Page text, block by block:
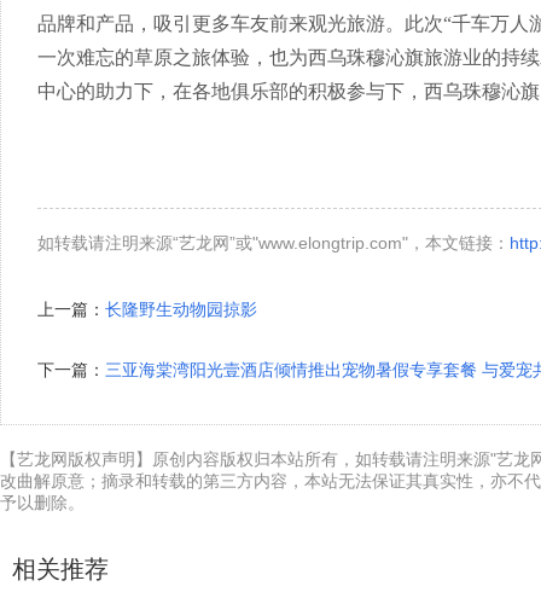
品牌和产品，吸引更多车友前来观光旅游。此次“千车万
一次难忘的草原之旅体验，也为西乌珠穆沁旗旅游业的持
中心的助力下，在各地俱乐部的积极参与下，西乌珠穆沁
如转载请注明来源“艺龙网”或"www.elongtrip.com"，本文链接：
上一篇： 长隆野生动物园掠影
下一篇： 三亚海棠湾阳光壹酒店倾情推出宠物暑假专享套餐 与爱宠
【艺龙网版权声明】原创内容版权归本站所有，如转载请注明来源"艺
改曲解原意；摘录和转载的第三方内容，本站无法保证其真实性，亦不
予以删除。
相关推荐